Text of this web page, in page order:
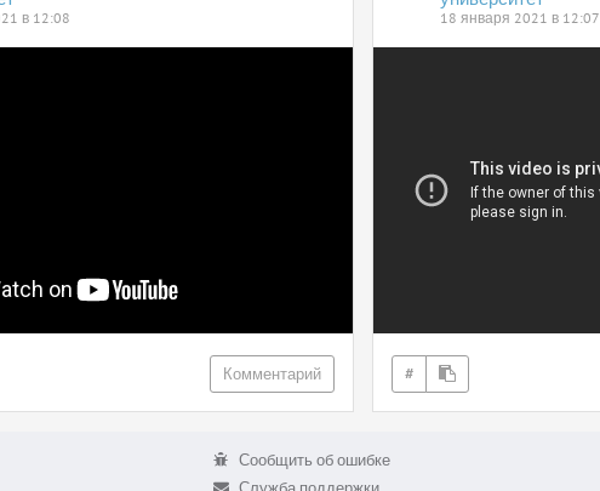
в 12:08
Комментарий
18 января 2021 в 12:07
#
Сообщить об ошибке